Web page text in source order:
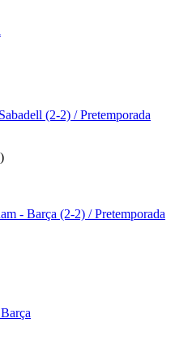
(2-2) / Pretemporada
- Barça (2-2) / Pretemporada